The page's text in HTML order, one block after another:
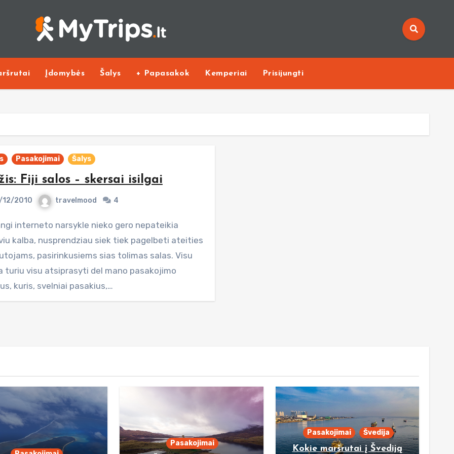
Įdomybės Šalys + Papasakok Kemperiai Prisijungti
Pasakojimai Šalys
Fiji salos – skersai isilgai
12/2010 travelmood 4
kalba, nusprendziau siek tiek pagelbeti ateities
pasirinkusiems sias tolimas salas. Visu
turiu visu atsiprasyti del mano pasakojimo
kuris, svelniai pasakius,…
Pasakojimai
Pasakojimai Švedija
Kokie maršrutai į Švediją